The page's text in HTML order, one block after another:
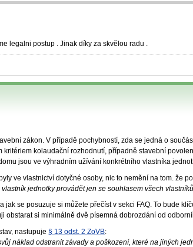
legalni postup . Jinak díky za skvělou radu .
zákon. V případě pochybností, zda se jedná o
kritériem kolaudační rozhodnutí, případně stavební
jsou ve výhradním užívání konkrétního vlastníka
ve vlastnictví dotyčné osoby, nic to nemění na tom. že
jednotky provádět jen se souhlasem všech
jak se posuzuje si můžete přečíst v sekci FAQ. To bude
obstarat si minimálně dvě písemná dobrozdání od
nastupuje§ 13 odst. 2 ZoVB:
náklad odstranit závady a poškození, které na jiných